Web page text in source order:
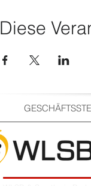
Diese